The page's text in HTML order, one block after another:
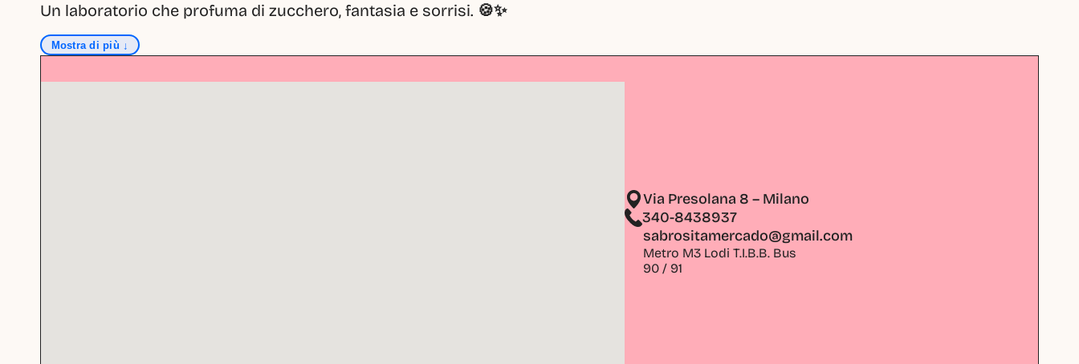
Un laboratorio che profuma di zucchero, fantasia e sorrisi. 🍪✨
Mostra di più ↓
Via Presolana 8 – Milano
340-8438937
sabrositamercado@gmail.com
Metro M3 Lodi T.I.B.B. Bus
90 / 91